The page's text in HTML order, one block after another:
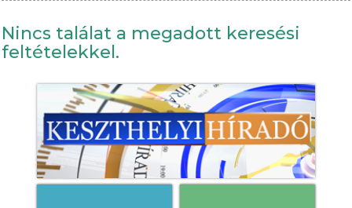
Nincs találat a megadott keresési
feltételekkel.